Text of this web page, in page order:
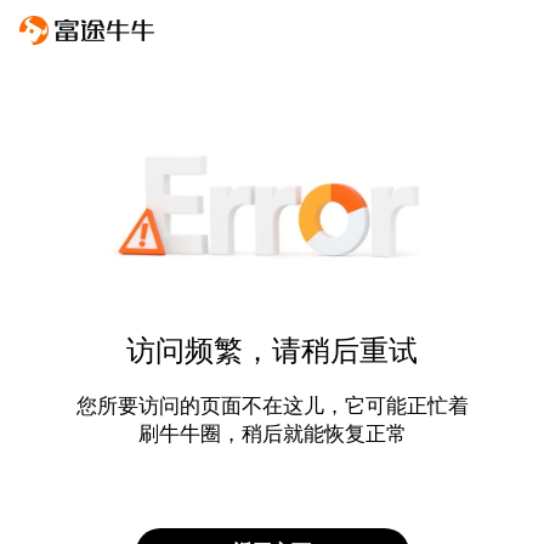
访问频繁，请稍后重试
您所要访问的页面不在这儿，它可能正忙着
刷牛牛圈，稍后就能恢复正常